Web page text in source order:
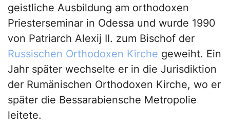
geistliche Ausbildung am orthodoxen
Priesterseminar in Odessa und wurde 1990
von Patriarch Alexij II. zum Bischof der
Russischen Orthodoxen Kirche geweiht. Ein
Jahr später wechselte er in die Jurisdiktion
der Rumänischen Orthodoxen Kirche, wo er
später die Bessarabiensche Metropolie
leitete.